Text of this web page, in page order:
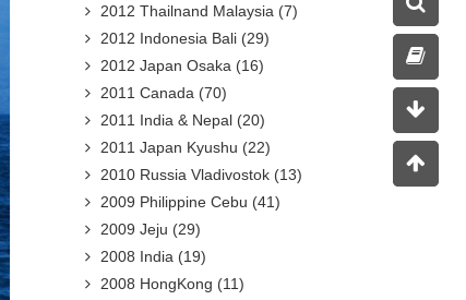
2012 Thailnand Malaysia (7)
2012 Indonesia Bali (29)
2012 Japan Osaka (16)
2011 Canada (70)
2011 India & Nepal (20)
2011 Japan Kyushu (22)
2010 Russia Vladivostok (13)
2009 Philippine Cebu (41)
2009 Jeju (29)
2008 India (19)
2008 HongKong (11)